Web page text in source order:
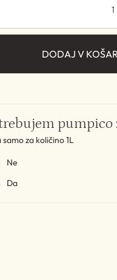
DODAJ V
pumpico
samo za količino 1L
Ne
Da